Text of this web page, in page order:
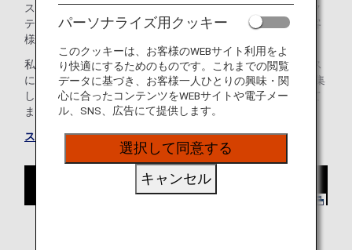
スでき、スムーズで快適な移動が可能です。さらに、コネク
ティング・パートナーである吉祥航空との連携により、お客
様の旅の選択肢はより一層広がっています。
私たちは「a world effortlessly connected -世界をシームレス
につなぐ-」というビジョンのもと、加盟航空会社の力を結集
し、今後もお客様の空の旅をより豊かにすることを目指して
まいります。
スター アライアンスウェブサイトにアクセスする
パーソナライズ用クッキー
このクッキーは、お客様のWEBサイト利用をよ
り快適にするためのものです。これまでの閲覧
データに基づき、お客様一人ひとりの興味・関
心に合ったコンテンツをWEBサイトや電子メー
ル、SNS、広告にて提供します。
選択して同意する
キャンセル